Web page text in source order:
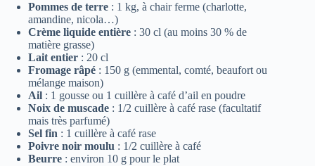
Pommes de terre : 1 kg, à chair ferme (charlotte,
amandine, nicola…)
Crème liquide entière : 30 cl (au moins 30 % de
matière grasse)
Lait entier : 20 cl
Fromage râpé : 150 g (emmental, comté, beaufort ou
mélange maison)
Ail : 1 gousse ou 1 cuillère à café d’ail en poudre
Noix de muscade : 1/2 cuillère à café rase (facultatif
mais très parfumé)
Sel fin : 1 cuillère à café rase
Poivre noir moulu : 1/2 cuillère à café
Beurre : environ 10 g pour le plat